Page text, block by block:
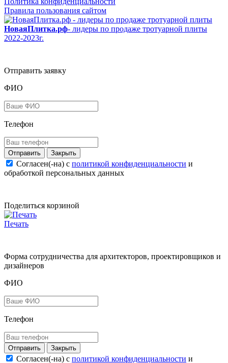
Правила пользования сайтом
НоваяПлитка.рф- лидеры по продаже тротуарной плиты
2022-2023г.
Отправить заявку
ФИО
Телефон
Закрыть
Согласен(-на) c политикой конфиденциальности и
обработкой персональных данных
Поделиться корзиной
Печать
Форма сотрудничества для архитекторов, проектировщиков и
дизайнеров
ФИО
Телефон
Закрыть
Согласен(-на) c политикой конфиденциальности и